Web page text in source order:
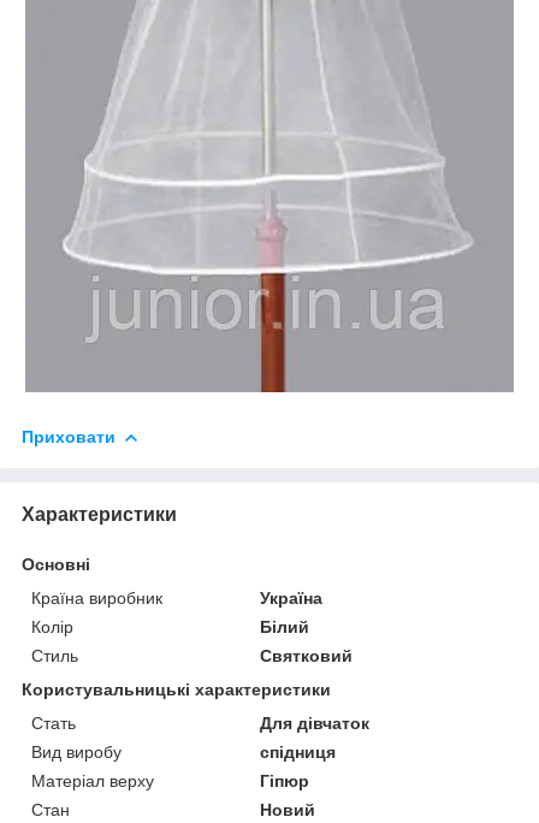
Приховати
Характеристики
Основні
Країна виробник
Україна
Колір
Білий
Стиль
Святковий
Користувальницькі характеристики
Стать
Для дівчаток
Вид виробу
спідниця
Матеріал верху
Гіпюр
Стан
Новий